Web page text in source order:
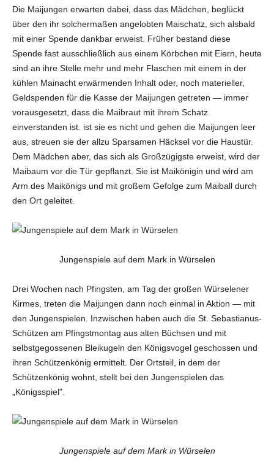
Die Maijungen erwarten dabei, dass das Mädchen, beglückt
über den ihr solchermaßen angelobten Maischatz, sich alsbald
mit einer Spende dankbar erweist. Früher bestand diese
Spende fast ausschließlich aus einem Körbchen mit Eiern, heute
sind an ihre Stelle mehr und mehr Flaschen mit einem in der
kühlen Mainacht erwärmenden Inhalt oder, noch materieller,
Geldspenden für die Kasse der Maijungen getreten — immer
vorausgesetzt, dass die Maibraut mit ihrem Schatz
einverstanden ist. ist sie es nicht und gehen die Maijungen leer
aus, streuen sie der allzu Sparsamen Häcksel vor die Haustür.
Dem Mädchen aber, das sich als Großzügigste erweist, wird der
Maibaum vor die Tür gepflanzt. Sie ist Maikönigin und wird am
Arm des Maikönigs und mit großem Gefolge zum Maiball durch
den Ort geleitet.
Jungenspiele auf dem Mark in Würselen
Drei Wochen nach Pfingsten, am Tag der großen Würselener
Kirmes, treten die Maijungen dann noch einmal in Aktion — mit
den Jungenspielen. Inzwischen haben auch die St. Sebastianus-
Schützen am Pfingstmontag aus alten Büchsen und mit
selbstgegossenen Bleikugeln den Königsvogel geschossen und
ihren Schützenkönig ermittelt. Der Ortsteil, in dem der
Schützenkönig wohnt, stellt bei den Jungenspielen das
„Königsspiel".
Jungenspiele auf dem Mark in Würselen